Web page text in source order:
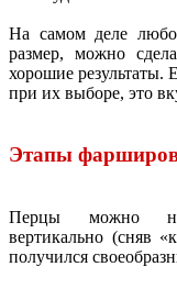
На самом деле
размер, можно
хорошие результаты.
при их выборе, это
Этапы
Перцы можно
вертикально (сняв
получился